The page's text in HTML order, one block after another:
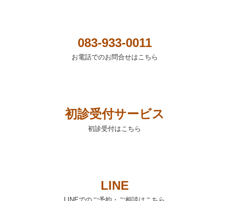
083-933-0011
お電話でのお問合せはこちら
初診受付サービス
初診受付はこちら
LINE